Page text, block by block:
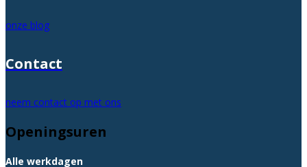
onze blog
Contact
neem contact op met ons
Openingsuren
Alle werkdagen